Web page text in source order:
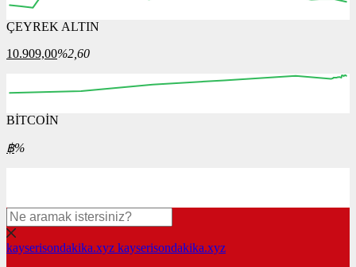
12:00 13:00
ÇEYREK ALTIN
10.909,00%2,60
00:00
BİTCOİN
฿%
kayserisondakika.xyz kayserisondakika.xyz